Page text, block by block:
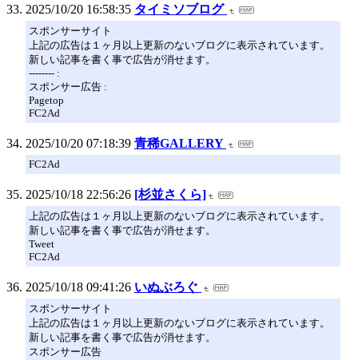
2025/10/20 16:58:35 タイミソブログ
スポンサーサイト
上記の広告は１ヶ月以上更新のないブログに表示されています。
新しい記事を書く事で広告が消せます。
-------- :
スポンサー広告 :
Pagetop
FC2Ad
2025/10/20 07:18:39 青稀GALLERY
FC2Ad
2025/10/18 22:56:26 [杉並さくら]
上記の広告は１ヶ月以上更新のないブログに表示されています。
新しい記事を書く事で広告が消せます。
Tweet
FC2Ad
2025/10/18 09:41:26 いぬぶろぐ
スポンサーサイト
上記の広告は１ヶ月以上更新のないブログに表示されています。
新しい記事を書く事で広告が消せます。
スポンサー広告